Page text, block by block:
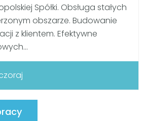
Spółki. Obsługa stałych
obszarze. Budowanie
z klientem. Efektywne